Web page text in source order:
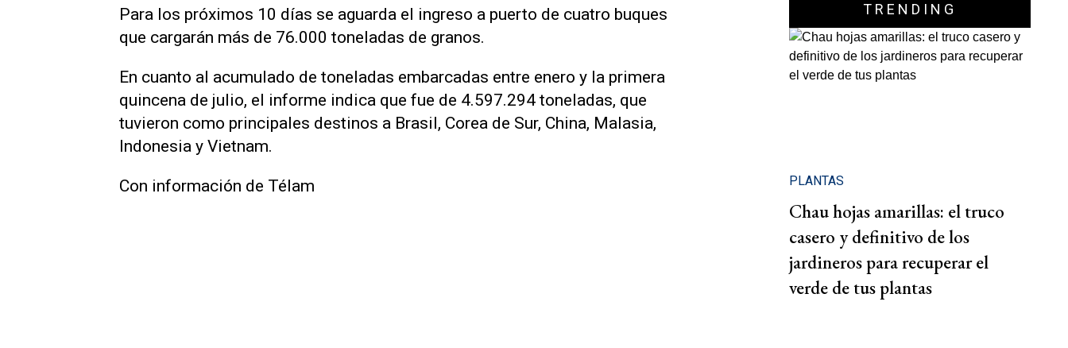
Para los próximos 10 días se aguarda el ingreso a puerto de cuatro buques
que cargarán más de 76.000 toneladas de granos.
En cuanto al acumulado de toneladas embarcadas entre enero y la primera
quincena de julio, el informe indica que fue de 4.597.294 toneladas, que
tuvieron como principales destinos a Brasil, Corea de Sur, China, Malasia,
Indonesia y Vietnam.
Con información de Télam
TRENDING
PLANTAS
Chau hojas amarillas: el truco
casero y definitivo de los
jardineros para recuperar el
verde de tus plantas